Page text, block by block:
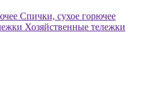
Спички, сухое горючее
Хозяйственные тележки